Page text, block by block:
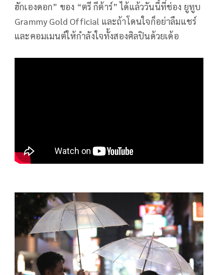
ฮักเองดอก” ของ “ตรี กีต้าร์” ได้แล้ววันนี้ที่ช่อง ยูทูบ
Grammy Gold Official และถ้าโดนใจก็อย่าลืมแชร์
และคอมเมนต์ให้กำลังใจทั้งสองศิลปินด้วยเด้อ